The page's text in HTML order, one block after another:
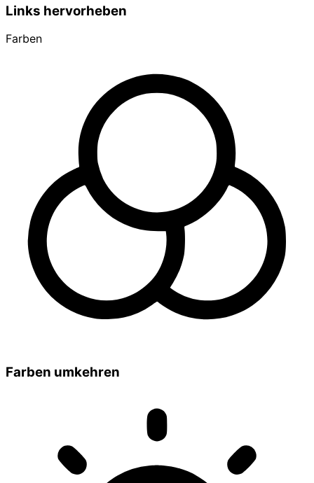
Links hervorheben
Farben
Farben umkehren